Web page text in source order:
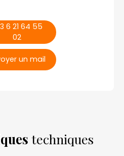
6 21 64 55
02
un mail
techniques